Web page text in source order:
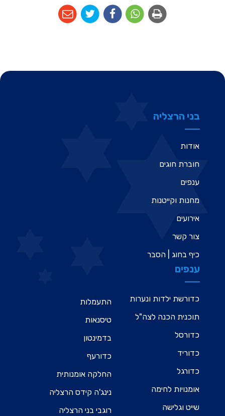
בני הרצליה
אודות
חוברת חוגים
ענפים
מחנות וקייטנות
אירועים
צור קשר
כיף בחוג | הסבר
ענפים
כדורשת ילדות ונערות
תוכנית הכנה לצה"ל
כדורסל
כדוריד
כדורגל
אומנויות לחימה
שייט וגלישה
התעמלות
טיסנאות
בדמינטון
כדורעף
החלקה אומנותית
נינג'ה קידס הרצליה
רוגבי בני הרצליה